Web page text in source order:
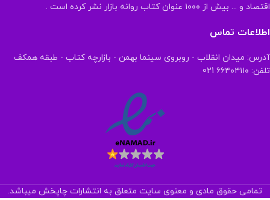
اقتصاد و ... بیش از ۱۰۰۰ عنوان کتاب روانه بازار نشر کرده است .
اطلاعات تماس
آدرس: میدان انقلاب - روبروی سینما بهمن - بازارچه کتاب - طبقه همکف
تلفن: ۶۶۴۰۴۱۱۰ 021
تمامی حقوق مادی و معنوی سایت متعلق به انتشارات چاپخش میباشد.